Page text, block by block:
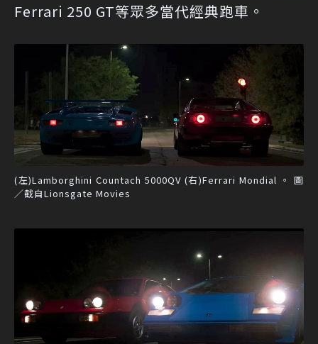
Ferrari 250 GT等眾多當代經典跑車。
(左)Lamborghini Countach 5000QV (右)Ferrari Mondial 。 圖
／截自Lionsgate Movies